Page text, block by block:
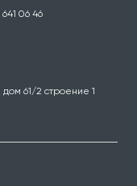
дом 61/2 строение 1